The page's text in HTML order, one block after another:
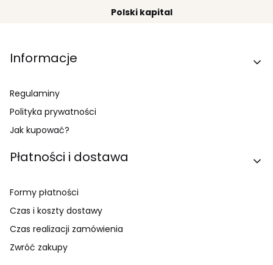
Polski kapital
Linki w stopce
Informacje
Regulaminy
Polityka prywatności
Jak kupować?
Płatności i dostawa
Formy płatności
Czas i koszty dostawy
Czas realizacji zamówienia
Zwróć zakupy